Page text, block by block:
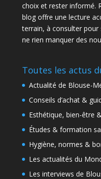
choix et rester informé.
blog offre une lecture
terrain, à consulter pour
ne rien manquer des
Toutes les actus
Actualité de Blouse-
Conseils d’achat &
Esthétique, bien-être
Études & formation
Hygiène, normes &
Les actualités du
Les interviews de